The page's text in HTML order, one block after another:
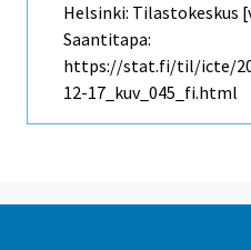
Helsinki: Tilastokeskus
Saantitapa:
https://stat.fi/til/icte/
12-17_kuv_045_fi.html